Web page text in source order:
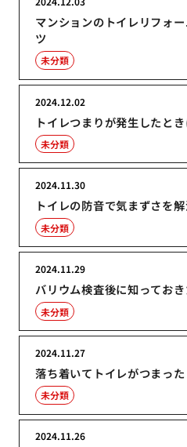
マンションのトイレリフォ
ツ
未分類
トイレつまりが発生したと
2024.12.02
未分類
トイレの防音で気まずさを
2024.11.30
未分類
バリウム検査後に知ってお
2024.11.29
未分類
落ち着いてトイレがつまっ
2024.11.27
未分類
2024.11.26